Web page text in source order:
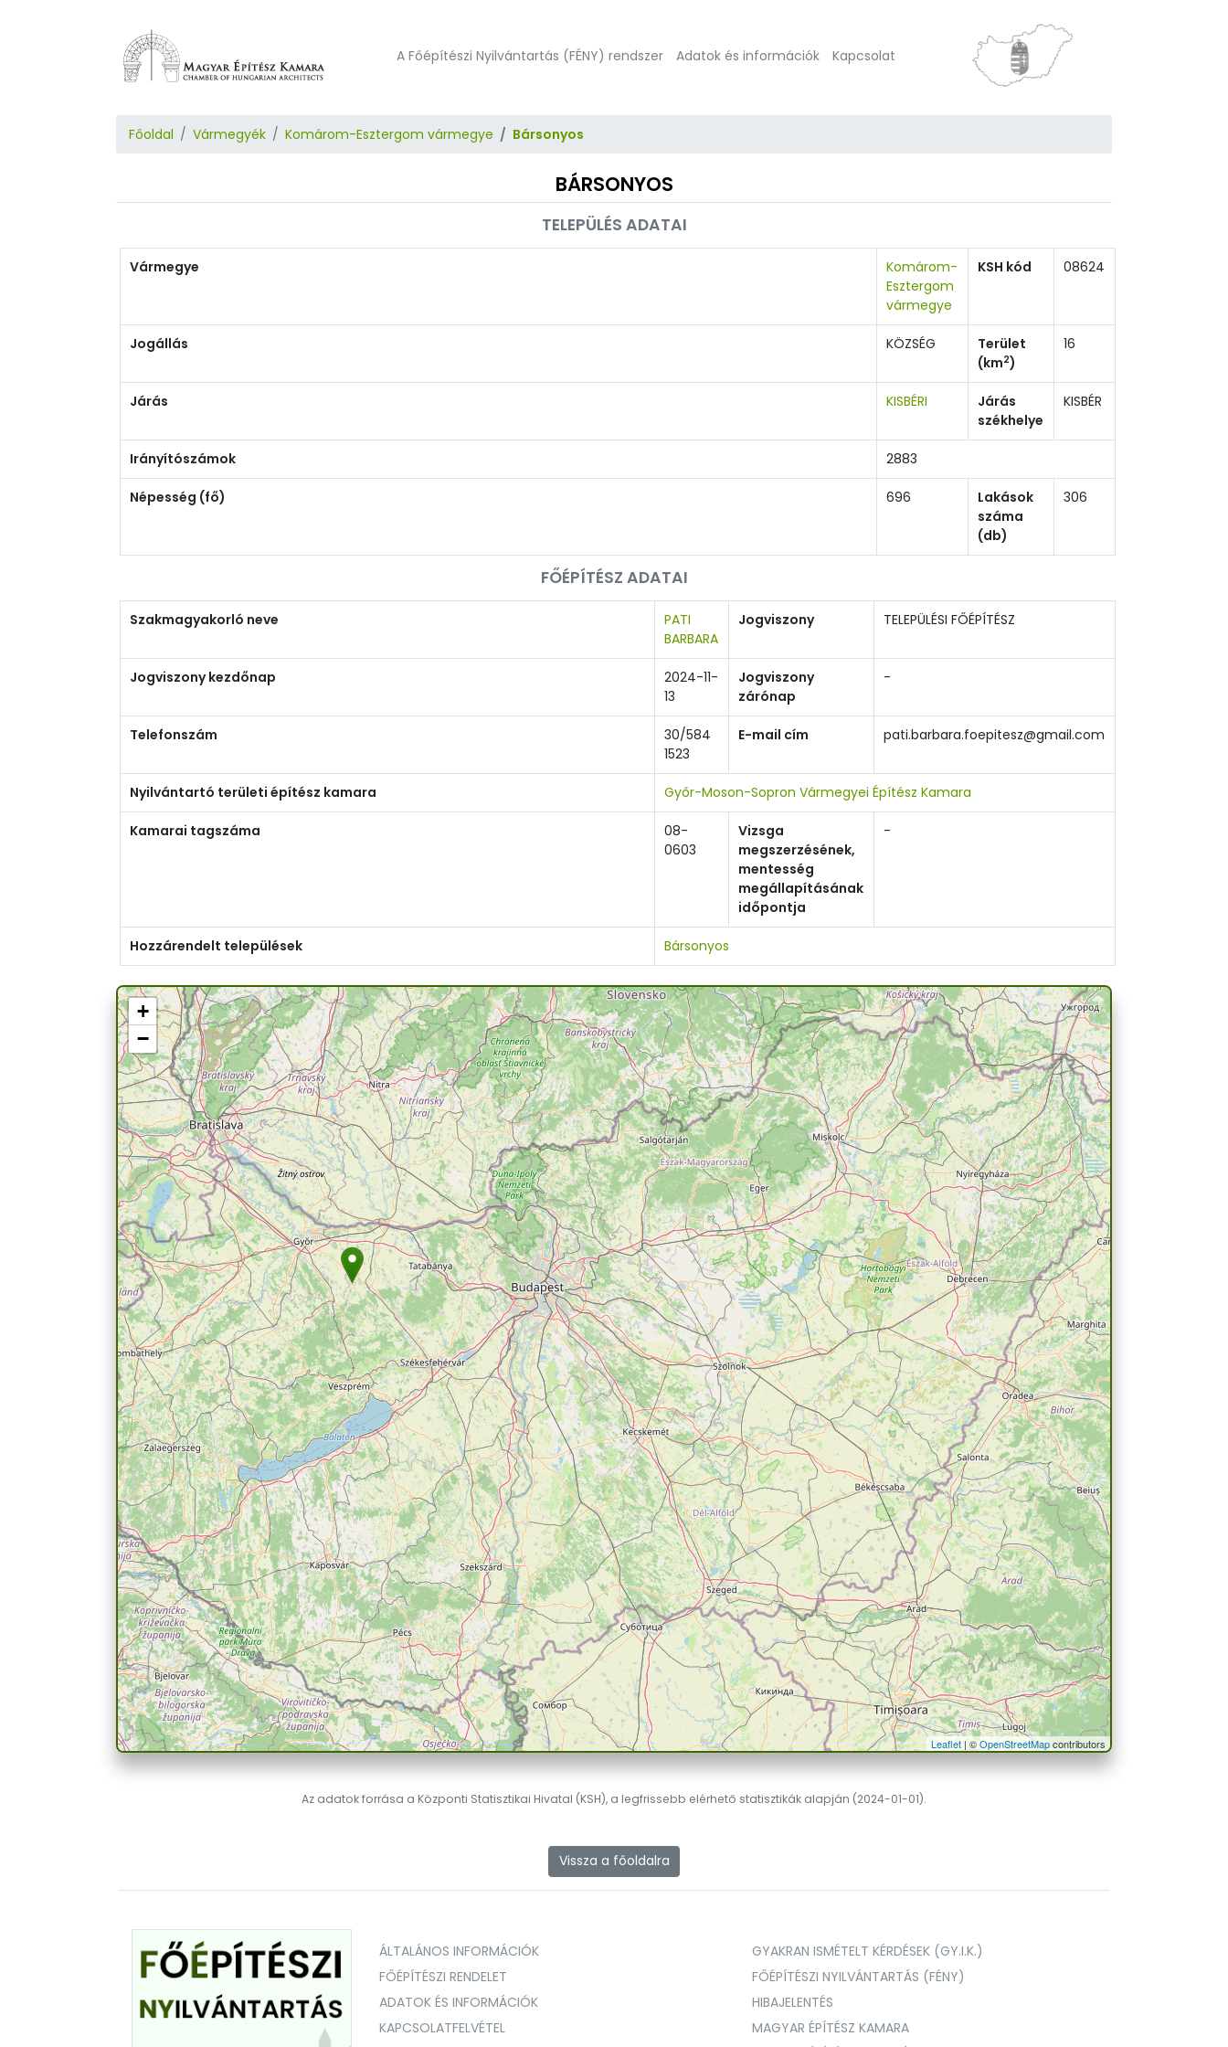
A Főépítészi Nyilvántartás (FÉNY) rendszer Adatok és információk Kapcsolat
Főoldal Vármegyék Komárom-Esztergom vármegye Bársonyos
BÁRSONYOS
TELEPÜLÉS ADATAI
Vármegye
Komárom-
Esztergom
vármegye
KSH kód 08624
Jogállás KÖZSÉG
Terület
(km2)
16
Járás KISBÉRI
Járás
székhelye
KISBÉR
Irányítószámok 2883
Népesség (fő) 696
Lakások
száma
(db)
306
FŐÉPÍTÉSZ ADATAI
Szakmagyakorló neve
PATI
BARBARA
Jogviszony TELEPÜLÉSI FŐÉPÍTÉSZ
Jogviszony kezdőnap
2024-11-
13
Jogviszony
zárónap
-
Telefonszám
30/584
1523
E-mail cím pati.barbara.foepitesz@gmail.com
Nyilvántartó területi építész kamara Győr-Moson-Sopron Vármegyei Építész Kamara
Kamarai tagszáma
08-
0603
Vizsga
megszerzésének,
mentesség
megállapításának
időpontja
-
Hozzárendelt települések Bársonyos
+
−
Leaflet | ©OpenStreetMapcontributors
Az adatok forrása a Központi Statisztikai Hivatal (KSH), a legfrissebb elérhető statisztikák alapján (2024-01-01).
Vissza a főoldalra
ÁLTALÁNOS INFORMÁCIÓK
GYAKRAN ISMÉTELT KÉRDÉSEK (GY.I.K.)
FŐÉPÍTÉSZI RENDELET
FŐÉPÍTÉSZI NYILVÁNTARTÁS (FÉNY)
ADATOK ÉS INFORMÁCIÓK
HIBAJELENTÉS
KAPCSOLATFELVÉTEL
MAGYAR ÉPÍTÉSZ KAMARA